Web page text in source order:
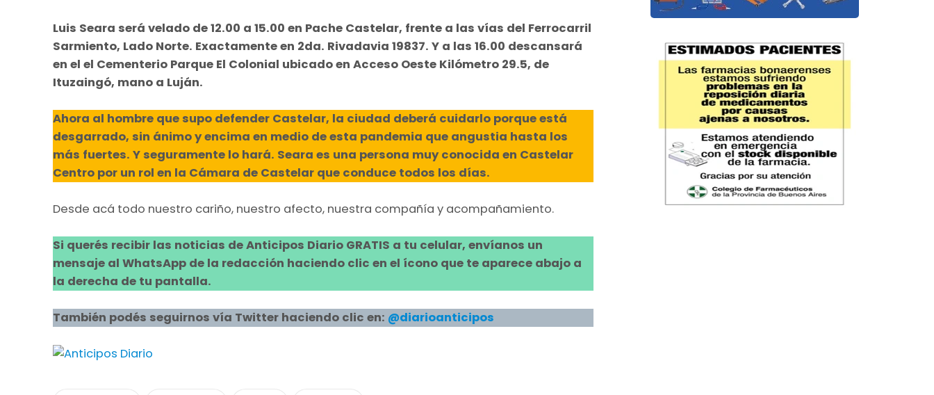
Luis Seara será velado de 12.00 a 15.00 en Pache Castelar, frente a las vías del Ferrocarril
Sarmiento, Lado Norte. Exactamente en 2da. Rivadavia 19837. Y a las 16.00 descansará
en el el Cementerio Parque El Colonial ubicado en Acceso Oeste Kilómetro 29.5, de
Ituzaingó, mano a Luján.
Ahora al hombre que supo defender Castelar, la ciudad deberá cuidarlo porque está
desgarrado, sin ánimo y encima en medio de esta pandemia que angustia hasta los
más fuertes. Y seguramente lo hará. Seara es una persona muy conocida en Castelar
Centro por un rol en la Cámara de Castelar que conduce todos los días.
Desde acá todo nuestro cariño, nuestro afecto, nuestra compañía y acompañamiento.
Si querés recibir las noticias de Anticipos Diario GRATIS a tu celular, envíanos un
mensaje al WhatsApp de la redacción haciendo clic en el ícono que te aparece abajo a
la derecha de tu pantalla.
También podés seguirnos vía Twitter haciendo clic en: @diarioanticipos